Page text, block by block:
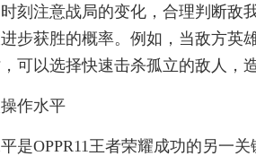
刻注意战局的变化，合理判断敌
步获胜的概率。例如，当敌方英
可以选择快速击杀孤立的敌人，
作水平
是OPPR11王者荣耀成功的另一